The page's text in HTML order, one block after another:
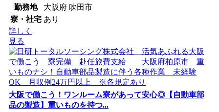
勤務地
大阪府 吹田市
寮・社宅 あり
詳しく
見る
大阪で働こう！ワンルーム寮があって安心◎【自動車部
品の製造】重いものを持つ...